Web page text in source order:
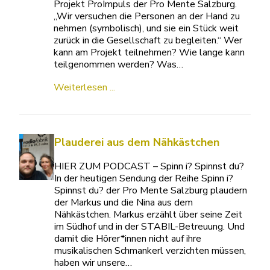
Projekt ProImpuls der Pro Mente Salzburg.
„Wir versuchen die Personen an der Hand zu
nehmen (symbolisch), und sie ein Stück weit
zurück in die Gesellschaft zu begleiten.“ Wer
kann am Projekt teilnehmen? Wie lange kann
teilgenommen werden? Was…
Weiterlesen ...
Plauderei aus dem Nähkästchen
HIER ZUM PODCAST – Spinn i? Spinnst du?
In der heutigen Sendung der Reihe Spinn i?
Spinnst du? der Pro Mente Salzburg plaudern
der Markus und die Nina aus dem
Nähkästchen. Markus erzählt über seine Zeit
im Südhof und in der STABIL-Betreuung. Und
damit die Hörer*innen nicht auf ihre
musikalischen Schmankerl verzichten müssen,
haben wir unsere…